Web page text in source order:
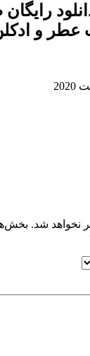
رایگان
و
نخواهد شد.